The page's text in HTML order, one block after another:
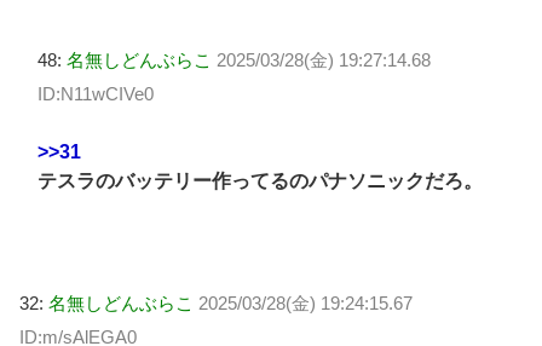
48: 名無しどんぶらこ 2025/03/28(金) 19:27:14.68
ID:N11wCIVe0
>>31
テスラのバッテリー作ってるのパナソニックだろ。
32: 名無しどんぶらこ 2025/03/28(金) 19:24:15.67
ID:m/sAlEGA0